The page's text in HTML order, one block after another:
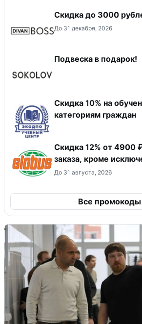
Скидка до 3000
До 31 декабря, 2026
Подвеска в подарок!
Скидка 10% на
категориям граждан
Скидка 12% от 4900
заказа, кроме
До 31 августа, 2026
Все промокоды